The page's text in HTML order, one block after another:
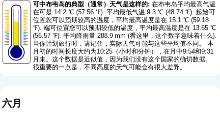
可中布韦岛的典型（通常）天气是这样的: 在布韦岛平均最高气温
在可是 14.2 ℃ (57.56 ℉). 平均最低气温 9.3 ℃ (48.74 ℉). 起始可
位置您可以预期较高的温度，平均最高温度是在 15.1 ℃ (59.18
℉). 端可位置您可以预期较低的温度，平均最高温度是在 13.65 ℃
(56.57 ℉). 平均降雨量 288.9 mm (看这里，这个数字意味着什么).
当你计划旅行时，请记住，实际天气可能与这些平均值不同。 本
月初的时间长度大约为10:25（小时和分钟），在月中9:54和9:31
月末。这个数据是近似值，因为我们没有这个国家的确切数据。
很重要的一点是，不同高度的天气可能会有很大差异。
六月